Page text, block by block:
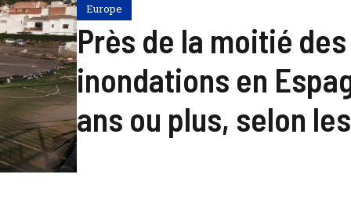
Europe
Près de la moitié
inondations en
ans ou plus, selon